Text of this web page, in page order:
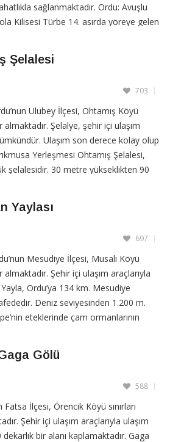
sağlanmaktadır. Ordu: Avuşlu
Kilisesi Türbe 14. asırda yöreye gelen
Şelalesi
703
Ulubey İlçesi, Ohtamış Köyü
almaktadır. Şelalye, şehir içi ulaşım
Ulaşım son derece kolay olup
Yerleşmesi Ohtamış Şelalesi,
şelalesidir. 30 metre yükseklikten 90
Yaylası
697
Mesudiye İlçesi, Musalı Köyü
almaktadır. Şehir içi ulaşım araçlarıyla
Ordu’ya 134 km. Mesudiye
Deniz seviyesinden 1.200 m.
eteklerinde çam ormanlarının
Gölü
588
Fatsa İlçesi, Örencik Köyü sınırları
Şehir içi ulaşım araçlarıyla ulaşım
bir alanı kaplamaktadır. Gaga